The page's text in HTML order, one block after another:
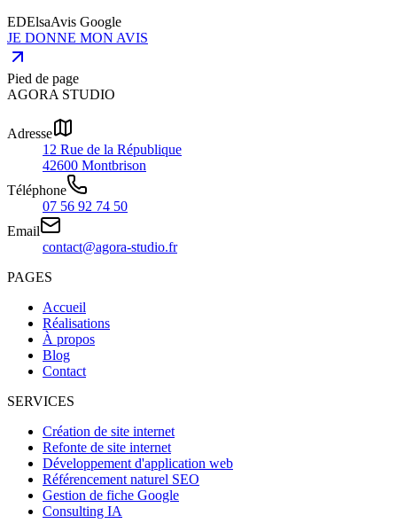
EDElsaAvis Google
JE DONNE MON AVIS
Pied de page
AGORA STUDIO
Adresse
12 Rue de la République
42600 Montbrison
Téléphone
07 56 92 74 50
Email
contact@agora-studio.fr
PAGES
Accueil
Réalisations
À propos
Blog
Contact
SERVICES
Création de site internet
Refonte de site internet
Développement d'application web
Référencement naturel SEO
Gestion de fiche Google
Consulting IA